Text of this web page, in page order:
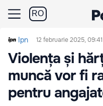
RO
Ipn 12 februarie 2025, 09:41
Violența și
muncă vor fi
pentru